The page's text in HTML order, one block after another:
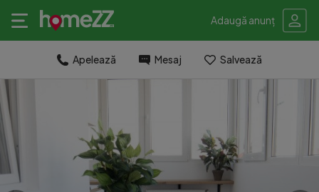
Adaugă anunț
Apelează Mesaj Salvează